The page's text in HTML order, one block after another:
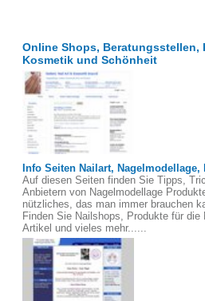
Online Shops,
Kosmetik und Schönheit
Info Seiten Nailart,
Auf diesen Seiten finden Sie Tipps,
Anbietern von Nagelmodellage
nützliches, das man immer brauchen
Finden Sie Nailshops, Produkte für
Artikel und vieles mehr......